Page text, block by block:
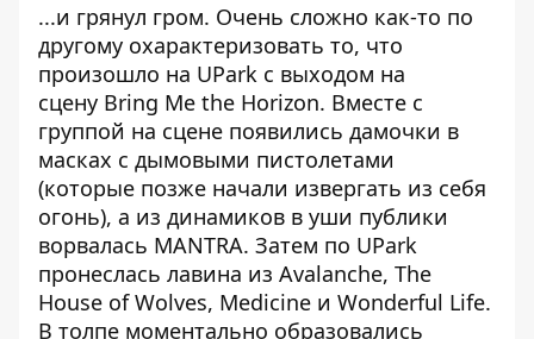
...и грянул гром. Очень сложно как-то по
другому охарактеризовать то, что
произошло на UPark с выходом на
сцену Bring Me the Horizon. Вместе с
группой на сцене появились дамочки в
масках с дымовыми пистолетами
(которые позже начали извергать из себя
огонь), а из динамиков в уши публики
ворвалась MANTRA. Затем по UPark
пронеслась лавина из Avalanche, The
House of Wolves, Medicine и Wonderful Life.
В толпе моментально образовались